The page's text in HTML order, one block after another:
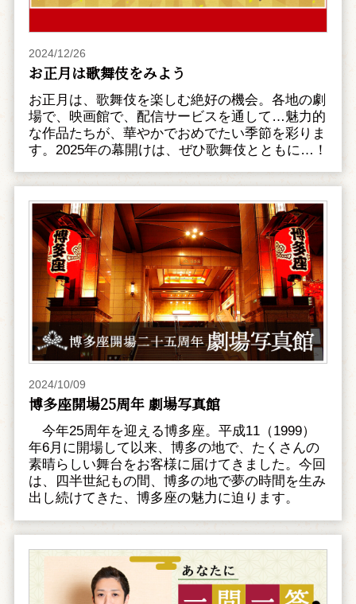
2024/12/26
お正月は歌舞伎をみよう
お正月は、歌舞伎を楽しむ絶好の機会。各地の劇
場で、映画館で、配信サービスを通して…魅力的
な作品たちが、華やかでおめでたい季節を彩りま
す。2025年の幕開けは、ぜひ歌舞伎とともに…！
2024/10/09
博多座開場25周年 劇場写真館
今年25周年を迎える博多座。平成11（1999）
年6月に開場して以来、博多の地で、たくさんの
素晴らしい舞台をお客様に届けてきました。今回
は、四半世紀もの間、博多の地で夢の時間を生み
出し続けてきた、博多座の魅力に迫ります。